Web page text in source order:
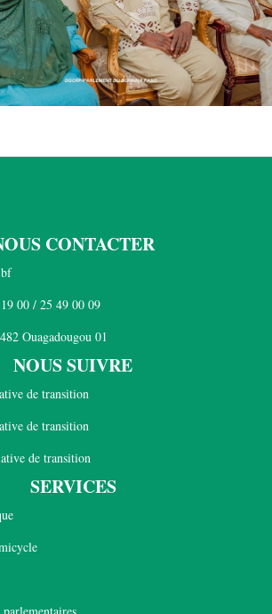
CONTACTER
00 / 25 49 00 09
Ouagadougou 01
NOUS SUIVRE
de transition
de transition
de transition
SERVICES